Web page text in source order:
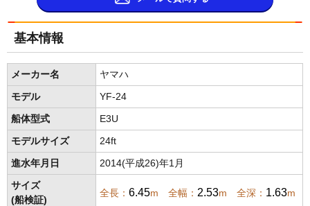
基本情報
メーカー名 ヤマハ
モデル YF-24
船体型式 E3U
モデルサイズ 24ft
進水年月日 2014(平成26)年1月
サイズ
(船検証)
全長： 6.45m 全幅： 2.53m 全深： 1.63m